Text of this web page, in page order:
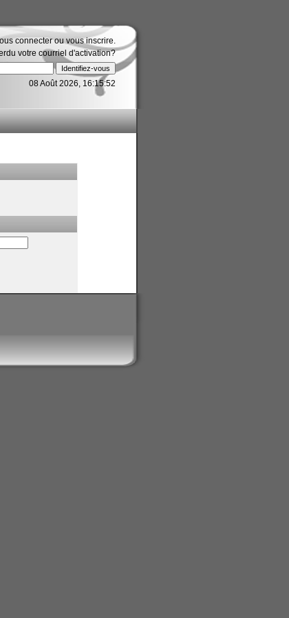
connecterou vous inscrire.
votre courriel d'activation?
08 Août 2026, 16:15:52